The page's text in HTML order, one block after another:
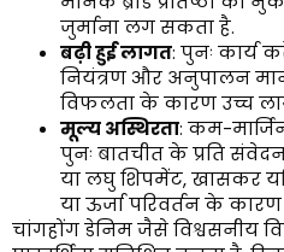
जुर्माना लग सकता है.
बढ़ी हुई लागत: पुनः कार्य
नियंत्रण और अनुपालन
विफलता के कारण उच्च
मूल्य अस्थिरता: कम-
पुनः बातचीत के प्रति
या लघु शिपमेंट, खासकर
या ऊर्जा परिवर्तन के कारण
चांगहोंग डेनिम जैसे विश्वसनीय